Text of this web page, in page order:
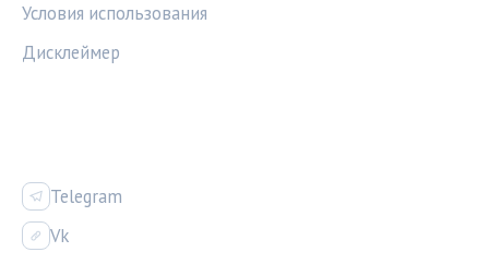
Условия использования
Дисклеймер
Telegram
Vk